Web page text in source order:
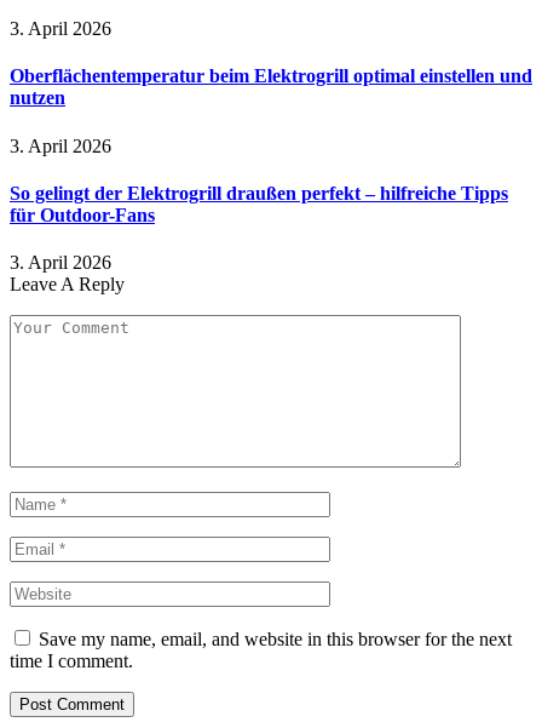
3. April 2026
Oberflächentemperatur beim Elektrogrill optimal einstellen und
nutzen
3. April 2026
So gelingt der Elektrogrill draußen perfekt – hilfreiche Tipps
für Outdoor-Fans
3. April 2026
Leave A Reply
Save my name, email, and website in this browser for the next
time I comment.